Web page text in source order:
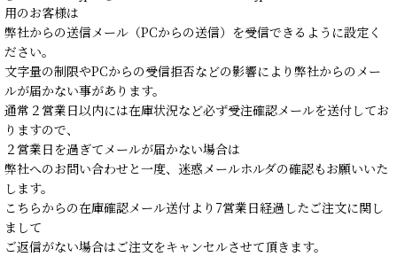
用のお客様は
弊社からの送信メール（PCからの送信）を受信できるように設定く
ださい。
文字量の制限やPCからの受信拒否などの影響により弊社からのメー
ルが届かない事があります。
通常２営業日以内には在庫状況など必ず受注確認メールを送付してお
りますので、
２営業日を過ぎてメールが届かない場合は
弊社へのお問い合わせと一度、迷惑メールホルダの確認もお願いいた
します。
こちらからの在庫確認メール送付より7営業日経過したご注文に関し
まして
ご返信がない場合はご注文をキャンセルさせて頂きます。